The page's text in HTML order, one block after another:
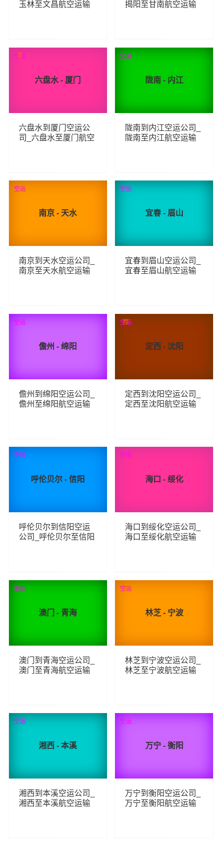
玉林至文昌航空运输
154 查看详细
揭阳至甘南航空运输
165 查看详细
六盘水 - 厦门
六盘水到厦门空运公
司_六盘水至厦门航空
181 查看详细
空运
荐
陇南 - 内江
陇南到内江空运公司_
陇南至内江航空运输
193 查看详细
空运
南京 - 天水
南京到天水空运公司_
南京至天水航空运输
174 查看详细
空运
宜春 - 眉山
宜春到眉山空运公司_
宜春至眉山航空运输
101 查看详细
空运
儋州 - 绵阳
儋州到绵阳空运公司_
儋州至绵阳航空运输
93 查看详细
空运
定西 - 沈阳
定西到沈阳空运公司_
定西至沈阳航空运输
214 查看详细
空运
荐
呼伦贝尔 - 信阳
呼伦贝尔到信阳空运
公司_呼伦贝尔至信阳
112 查看详细
空运
海口 - 绥化
海口到绥化空运公司_
海口至绥化航空运输
146 查看详细
空运
澳门 - 青海
澳门到青海空运公司_
澳门至青海航空运输
118 查看详细
空运
林芝 - 宁波
林芝到宁波空运公司_
林芝至宁波航空运输
364 查看详细
空运
荐
湘西 - 本溪
湘西到本溪空运公司_
湘西至本溪航空运输
空运
万宁 - 衡阳
万宁到衡阳空运公司_
万宁至衡阳航空运输
空运